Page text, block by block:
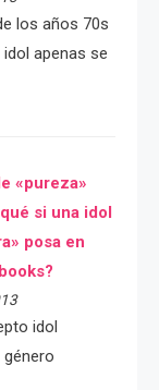
los años 70s
idol apenas se
«pureza»
si una idol
posa en
idol